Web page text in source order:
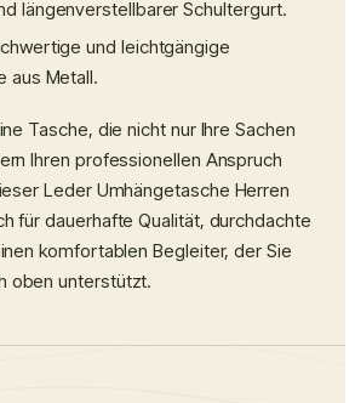
längenverstellbarer Schultergurt.
und leichtgängige
aus Metall.
Tasche, die nicht nur Ihre Sachen
Ihren professionellen Anspruch
Leder Umhängetasche Herren
für dauerhafte Qualität, durchdachte
komfortablen Begleiter, der Sie
oben unterstützt.